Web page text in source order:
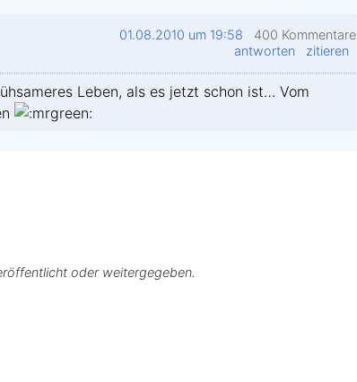
01.08.2010 um 19:58
400 Kommentare
antworten
zitieren
Leben, als es jetzt schon ist… Vom
oder weitergegeben.